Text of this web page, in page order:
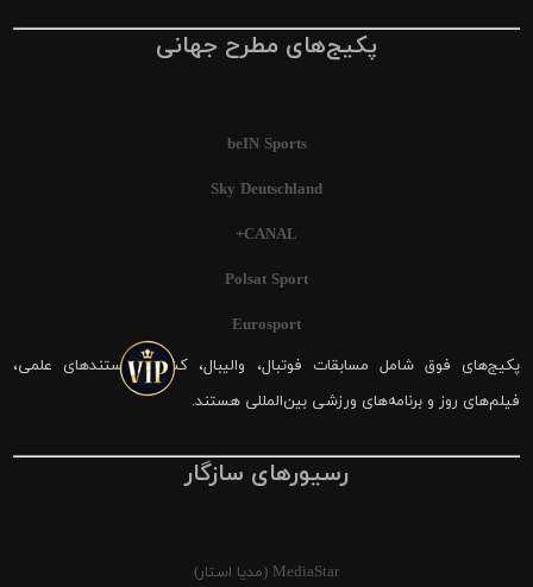
پکیج‌های مطرح جهانی
beIN Sports
Sky Deutschland
CANAL+
Polsat Sport
Eurosport
پکیج‌های فوق شامل مسابقات فوتبال، والیبال، کشتی، مستندهای علمی،
فیلم‌های روز و برنامه‌های ورزشی بین‌المللی هستند.
رسیورهای سازگار
MediaStar (مدیا استار)